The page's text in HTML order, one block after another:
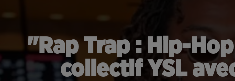
"Rap Trap : Hip-
collectif YSL